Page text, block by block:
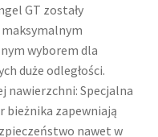
GT zostały
wyborem dla
duże odległości.
nawierzchni: Specjalna
bieżnika zapewniają
nawet w